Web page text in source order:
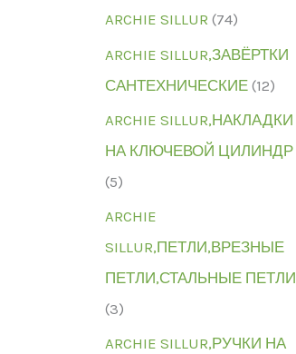
ARCHIE SILLUR (74)
ARCHIE SILLUR,ЗАВЁРТКИ
САНТЕХНИЧЕСКИЕ (12)
ARCHIE SILLUR,НАКЛАДКИ
НА КЛЮЧЕВОЙ ЦИЛИНДР
(5)
ARCHIE
SILLUR,ПЕТЛИ,ВРЕЗНЫЕ
ПЕТЛИ,СТАЛЬНЫЕ ПЕТЛИ
(3)
ARCHIE SILLUR,РУЧКИ НА